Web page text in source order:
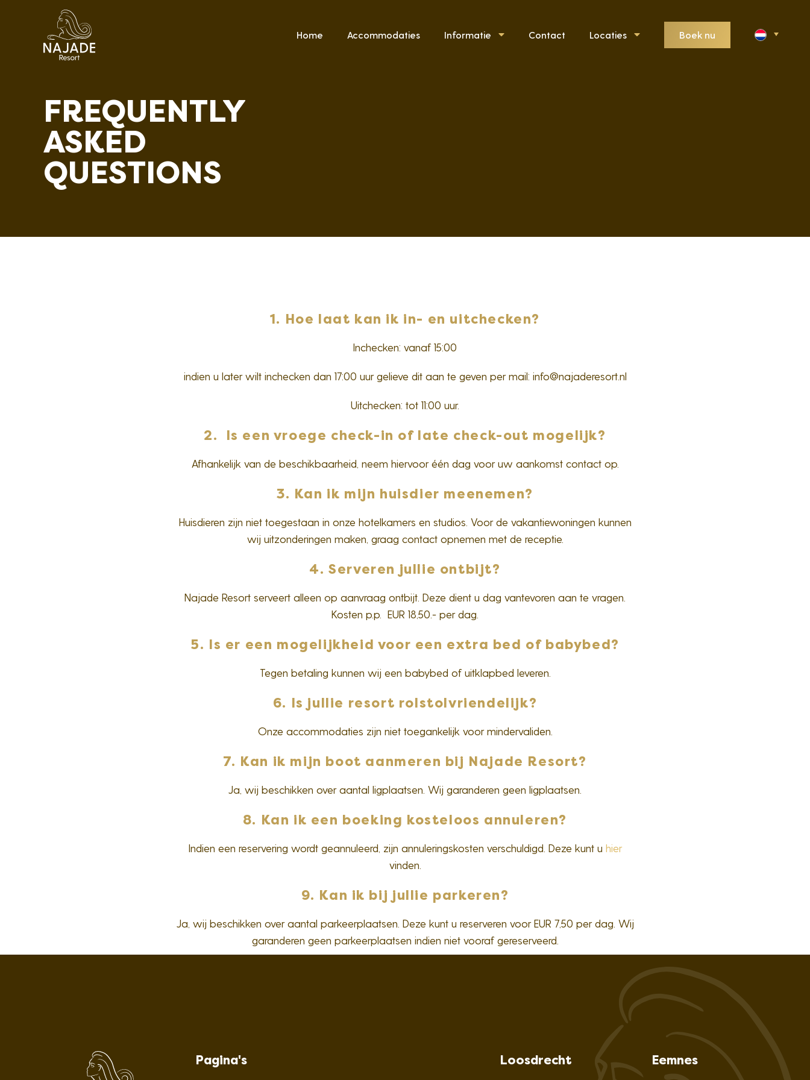
Home Accommodaties Informatie Contact Locaties Boek nu
FREQUENTLY
ASKED
QUESTIONS
1. Hoe laat kan ik in- en uitchecken?
Inchecken: vanaf 15:00
indien u later wilt inchecken dan 17:00 uur gelieve dit aan te geven per mail: info@najaderesort.nl
Uitchecken: tot 11:00 uur.
2. Is een vroege check-in of late check-out mogelijk?
Afhankelijk van de beschikbaarheid, neem hiervoor één dag voor uw aankomst contact op.
3. Kan ik mijn huisdier meenemen?
Huisdieren zijn niet toegestaan in onze hotelkamers en studios. Voor de vakantiewoningen kunnen
wij uitzonderingen maken, graag contact opnemen met de receptie.
4. Serveren jullie ontbijt?
Najade Resort serveert alleen op aanvraag ontbijt. Deze dient u dag vantevoren aan te vragen.
Kosten p.p. EUR 18,50.- per dag.
5. Is er een mogelijkheid voor een extra bed of babybed?
Tegen betaling kunnen wij een babybed of uitklapbed leveren.
6. Is jullie resort rolstolvriendelijk?
Onze accommodaties zijn niet toegankelijk voor mindervaliden.
7. Kan ik mijn boot aanmeren bij Najade Resort?
Ja, wij beschikken over aantal ligplaatsen. Wij garanderen geen ligplaatsen.
8. Kan ik een boeking kosteloos annuleren?
Indien een reservering wordt geannuleerd, zijn annuleringskosten verschuldigd. Deze kunt u hier
vinden.
9. Kan ik bij jullie parkeren?
Ja, wij beschikken over aantal parkeerplaatsen. Deze kunt u reserveren voor EUR 7,50 per dag. Wij
garanderen geen parkeerplaatsen indien niet vooraf gereserveerd.
Pagina's Loosdrecht Eemnes